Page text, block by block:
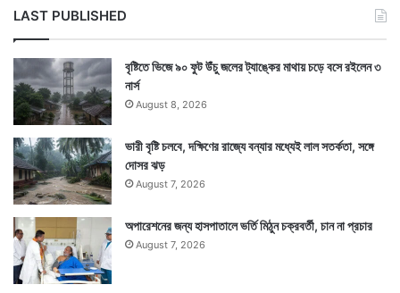
LAST PUBLISHED
বৃষ্টিতে ভিজে ৯০ ফুট উঁচু জলের ট্যাঙ্কের মাথায় চড়ে বসে রইলেন ৩
নার্স
August 8, 2026
ভারী বৃষ্টি চলবে, দক্ষিণের রাজ্যে বন্যার মধ্যেই লাল সতর্কতা, সঙ্গে
দোসর ঝড়
August 7, 2026
অপারেশনের জন্য হাসপাতালে ভর্তি মিঠুন চক্রবর্তী, চান না প্রচার
August 7, 2026